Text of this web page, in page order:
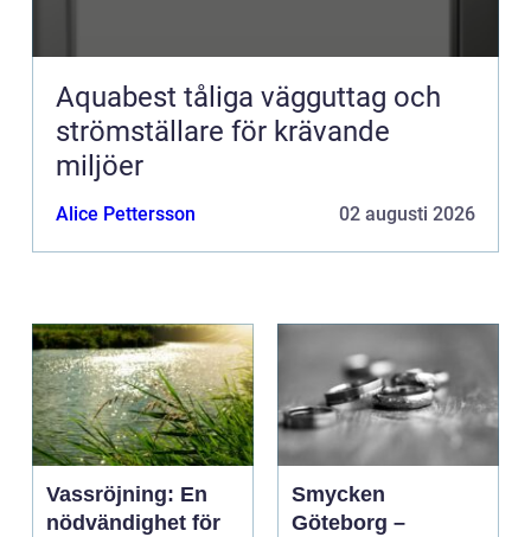
Aquabest tåliga vägguttag och
strömställare för krävande
miljöer
Alice Pettersson 02 augusti 2026
Vassröjning: En
nödvändighet för
Smycken
Göteborg –